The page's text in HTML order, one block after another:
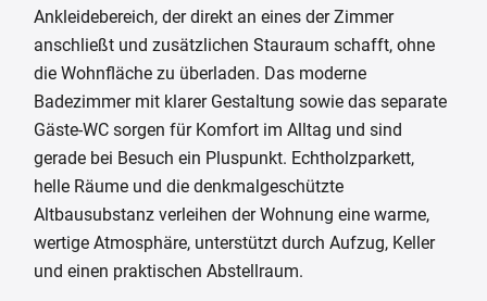
Ankleidebereich, der direkt an eines der Zimmer
anschließt und zusätzlichen Stauraum schafft, ohne
die Wohnfläche zu überladen. Das moderne
Badezimmer mit klarer Gestaltung sowie das separate
Gäste-WC sorgen für Komfort im Alltag und sind
gerade bei Besuch ein Pluspunkt. Echtholzparkett,
helle Räume und die denkmalgeschützte
Altbausubstanz verleihen der Wohnung eine warme,
wertige Atmosphäre, unterstützt durch Aufzug, Keller
und einen praktischen Abstellraum.